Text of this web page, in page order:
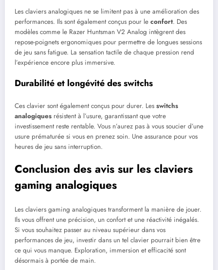
Les claviers analogiques ne se limitent pas à une amélioration des
performances. Ils sont également conçus pour le confort. Des
modèles comme le Razer Huntsman V2 Analog intègrent des
repose-poignets ergonomiques pour permettre de longues sessions
de jeu sans fatigue. La sensation tactile de chaque pression rend
l’expérience encore plus immersive.
Durabilité et longévité des switchs
Ces clavier sont également conçus pour durer. Les switchs
analogiques résistent à l’usure, garantissant que votre
investissement reste rentable. Vous n’aurez pas à vous soucier d’une
usure prématurée si vous en prenez soin. Une assurance pour vos
heures de jeu sans interruption.
Conclusion des avis sur les claviers
gaming analogiques
Les claviers gaming analogiques transforment la manière de jouer.
Ils vous offrent une précision, un confort et une réactivité inégalés.
Si vous souhaitez passer au niveau supérieur dans vos
performances de jeu, investir dans un tel clavier pourrait bien être
ce qui vous manque. Exploration, immersion et efficacité sont
désormais à portée de main.